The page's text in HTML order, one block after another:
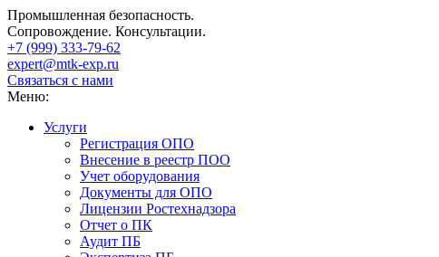
Промышленная безопасность.
Сопровождение. Консультации.
+7 (999) 333-79-62
expert@mtk-exp.ru
Связаться с нами
Меню:
Услуги
Регистрация ОПО
Внесение в реестр ПОО
Учет оборудования
Документы для ОПО
Лицензии Ростехнадзора
Отчет о ПК
Аудит ПБ